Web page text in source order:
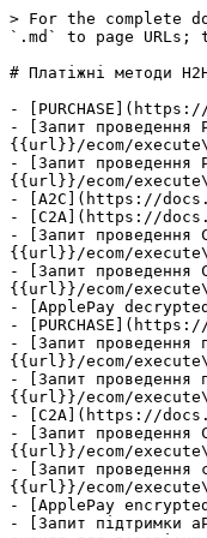
> For the complete documentation index, see [llms.txt](https://docs.merchant.alb.ua/llms.txt). Markdown versions of documentation pages are available by appending `.md` to page URLs; this page is available as [Markdown](https://docs.merchant.alb.ua/platizhni-metodi-h2h.md).

# Платіжні методи H2H

- [PURCHASE](https://docs.merchant.alb.ua/platizhni-metodi-h2h/purchase.md)
- [Запит проведення PURCHASE Крок 1](https://docs.merchant.alb.ua/platizhni-metodi-h2h/purchase/zapit-provedennya-purchase-krok-1.md): {{url}}/ecom/execute\_request/payments/v3/create/purchase
- [Запит проведення PURCHASE Крок 2](https://docs.merchant.alb.ua/platizhni-metodi-h2h/purchase/zapit-provedennya-purchase-krok-2.md): {{url}}/ecom/execute\_request/payments/v1/execute/purchase
- [A2C](https://docs.merchant.alb.ua/platizhni-metodi-h2h/a2c.md): {{url}}/ecom/execute\_request/payments/v4/account\_to\_card
- [C2A](https://docs.merchant.alb.ua/platizhni-metodi-h2h/c2a.md)
- [Запит проведення C2A Крок 1](https://docs.merchant.alb.ua/platizhni-metodi-h2h/c2a/zapit-provedennya-c2a-krok-1.md): {{url}}/ecom/execute\_request/payments/v3/create/card\_to\_account
- [Запит проведення C2A Крок 2](https://docs.merchant.alb.ua/platizhni-metodi-h2h/c2a/